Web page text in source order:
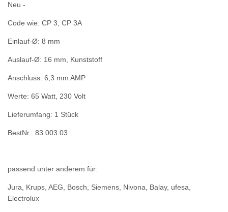
Neu -
Code wie: CP 3, CP 3A
Einlauf-Ø: 8 mm
Auslauf-Ø: 16 mm, Kunststoff
Anschluss: 6,3 mm AMP
Werte: 65 Watt, 230 Volt
Lieferumfang: 1 Stück
BestNr.: 83.003.03
passend unter anderem für:
Jura, Krups, AEG, Bosch, Siemens, Nivona, Balay, ufesa,
Electrolux